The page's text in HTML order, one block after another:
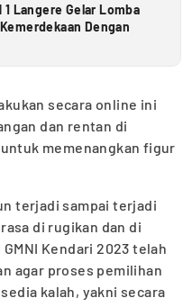
Langere Gelar Lomba
Dengan
secara online ini
dan rentan di
memenangkan figur
terjadi sampai terjadi
di rugikan dan di
Kendari 2023 telah
agar proses pemilihan
kalah, yakni secara